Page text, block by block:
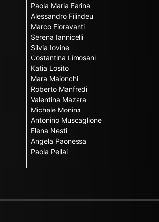
Paola Maria Farina
Alessandro Filindeu
Marco Fioravanti
Serena Iannicelli
Silvia Iovine
Costantina Limosani
Katia Losito
Mara Maionchi
Roberto Manfredi
Valentina Mazara
Michele Monina
Antonino Muscaglione
Elena Nesti
Angela Paonessa
Paola Pellai